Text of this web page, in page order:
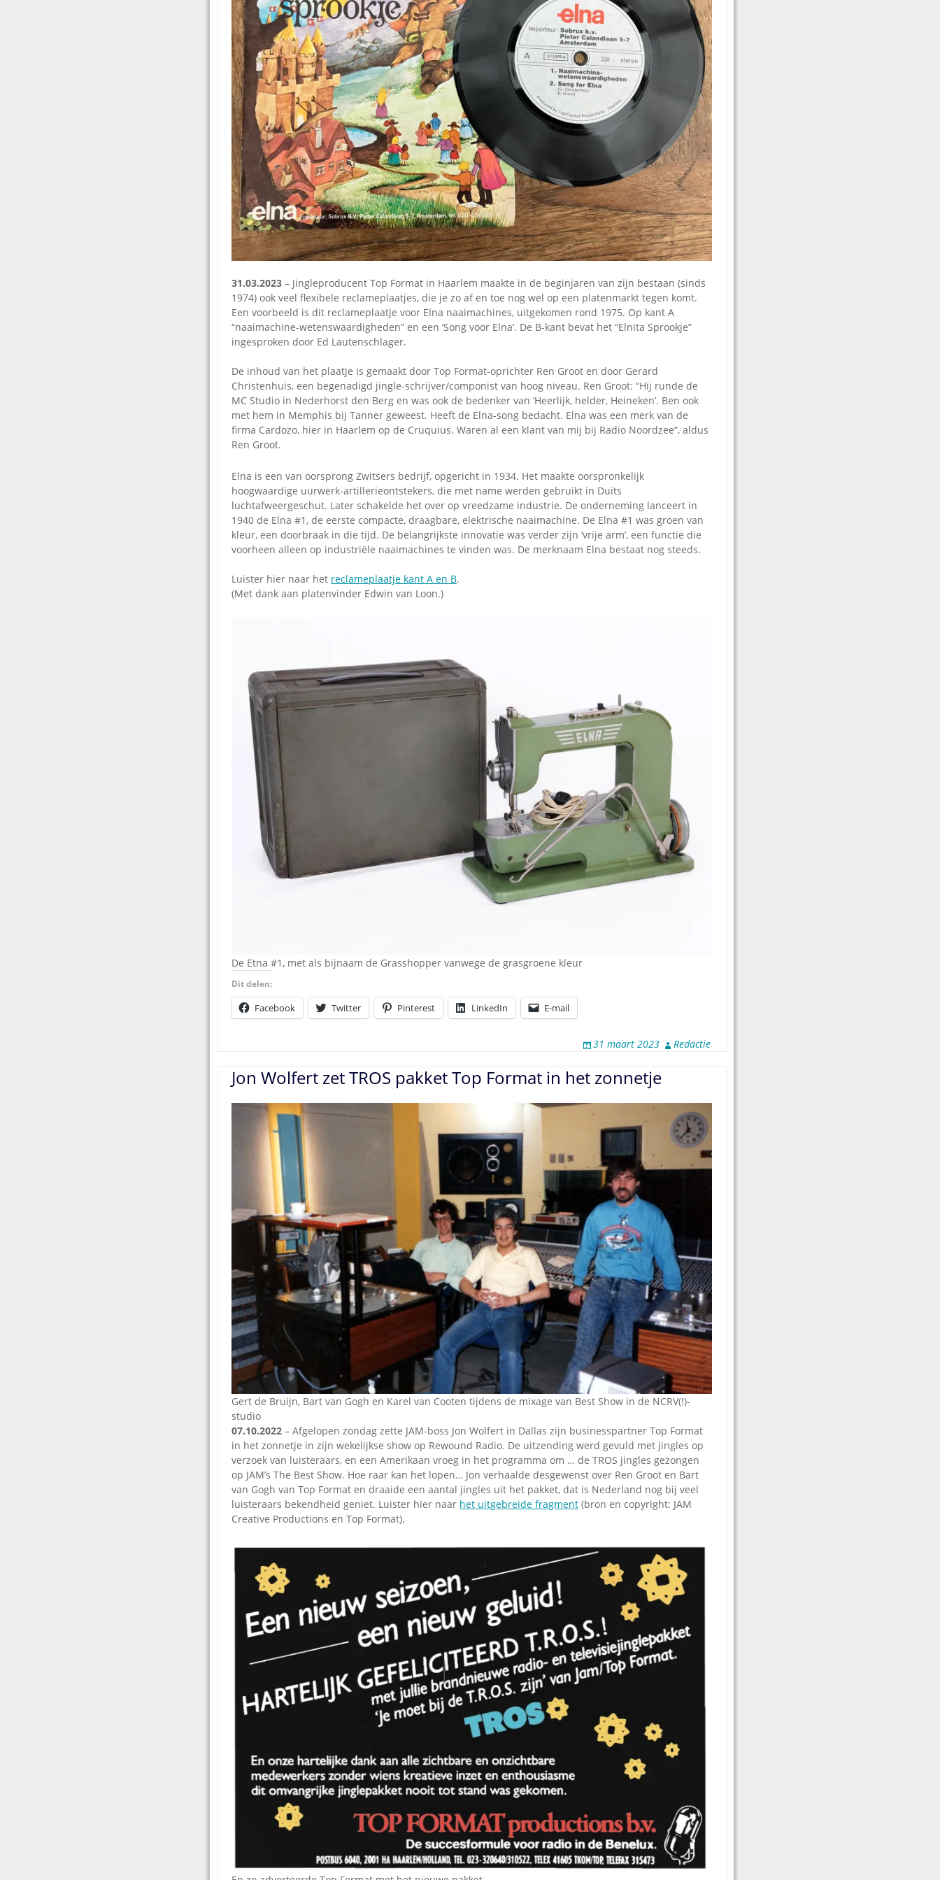
Omroepbanden
Stoomfluit Klaas
Vaak
Uitvinding
jinglecassette
31.03.2023 – Jingleproducent Top Format in Haarlem maakte in de beginjaren van zijn bestaan (sinds
1974) ook veel flexibele reclameplaatjes, die je zo af en toe nog wel op een platenmarkt tegen komt.
Een voorbeeld is dit reclameplaatje voor Elna naaimachines, uitgekomen rond 1975. Op kant A
“naaimachine-wetenswaardigheden” en een ‘Song voor Elna’. De B-kant bevat het “Elnita Sprookje”
ingesproken door Ed Lautenschlager.
De inhoud van het plaatje is gemaakt door Top Format-oprichter Ren Groot en door Gerard
Christenhuis, een begenadigd jingle-schrijver/componist van hoog niveau. Ren Groot: “Hij runde de
MC Studio in Nederhorst den Berg en was ook de bedenker van ‘Heerlijk, helder, Heineken’. Ben ook
met hem in Memphis bij Tanner geweest. Heeft de Elna-song bedacht. Elna was een merk van de
firma Cardozo, hier in Haarlem op de Cruquius. Waren al een klant van mij bij Radio Noordzee”, aldus
Ren Groot.
Elna is een van oorsprong Zwitsers bedrijf, opgericht in 1934. Het maakte oorspronkelijk
hoogwaardige uurwerk-artillerieontstekers, die met name werden gebruikt in Duits
luchtafweergeschut. Later schakelde het over op vreedzame industrie. De onderneming lanceert in
1940 de Elna #1, de eerste compacte, draagbare, elektrische naaimachine. De Elna #1 was groen van
kleur, een doorbraak in die tijd. De belangrijkste innovatie was verder zijn ‘vrije arm’, een functie die
voorheen alleen op industriële naaimachines te vinden was. De merknaam Elna bestaat nog steeds.
Luister hier naar het reclameplaatje kant A en B.
(Met dank aan platenvinder Edwin van Loon.)
De Etna #1, met als bijnaam de Grasshopper vanwege de grasgroene kleur
Dit delen:
Facebook Twitter Pinterest LinkedIn E-mail
31 maart 2023 Redactie
Jon Wolfert zet TROS pakket Top Format in het zonnetje
Gert de Bruijn, Bart van Gogh en Karel van Cooten tijdens de mixage van Best Show in de NCRV(!)-
studio
07.10.2022 – Afgelopen zondag zette JAM-boss Jon Wolfert in Dallas zijn businesspartner Top Format
in het zonnetje in zijn wekelijkse show op Rewound Radio. De uitzending werd gevuld met jingles op
verzoek van luisteraars, en een Amerikaan vroeg in het programma om … de TROS jingles gezongen
op JAM’s The Best Show. Hoe raar kan het lopen… Jon verhaalde desgewenst over Ren Groot en Bart
van Gogh van Top Format en draaide een aantal jingles uit het pakket, dat is Nederland nog bij veel
luisteraars bekendheid geniet. Luister hier naar het uitgebreide fragment (bron en copyright: JAM
Creative Productions en Top Format).